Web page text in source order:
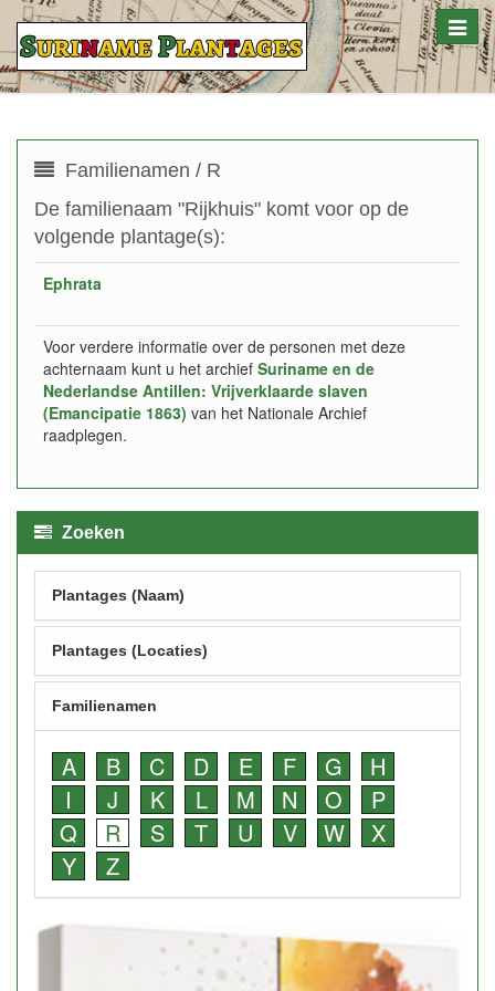
Toggle
Familienamen / R
De familienaam "Rijkhuis" komt voor op de
volgende plantage(s):
Ephrata
Voor verdere informatie over de personen met deze
achternaam kunt u het archief Suriname en de
Nederlandse Antillen: Vrijverklaarde slaven
(Emancipatie 1863) van het Nationale Archief
raadplegen.
Zoeken
Plantages (Naam)
Plantages (Locaties)
Familienamen
A B C D E F G
H
I
J K L M N O
P
Q
R S T U V W
X
Y
Z